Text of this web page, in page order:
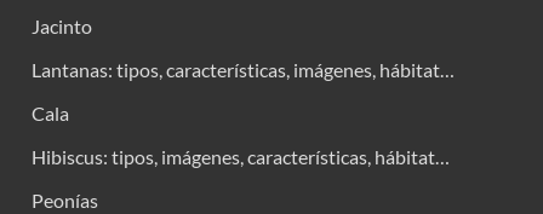
Jacinto
Lantanas: tipos, características, imágenes, hábitat…
Cala
Hibiscus: tipos, imágenes, características, hábitat…
Peonías